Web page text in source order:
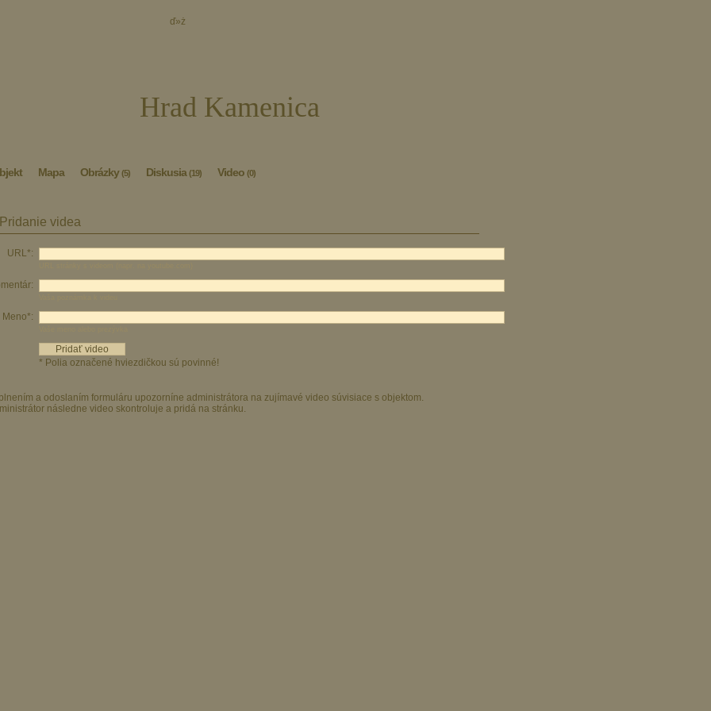
ď»ż
Hrad Kamenica
Mapa Obrázky(5) Diskusia (19) Video (0)
Pridanie videa
URL*:
Meno*:
* Polia označené hviezdičkou sú povinné!
a odoslaním formuláru upozorníne administrátora na zujímavé video súvisiace s objektom.
následne video skontroluje a pridá na stránku.